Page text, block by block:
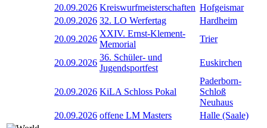
20.09.2026 Kreiswurfmeisterschaften Hofgeismar
20.09.2026 32. LO Werfertag
Hardheim
20.09.2026
XXIV. Ernst-Klement-
Memorial
Trier
20.09.2026
36. Schüler- und
Jugendsportfest
Euskirchen
20.09.2026 KiLA Schloss Pokal
Paderborn-
Schloß
Neuhaus
20.09.2026 offene LM Masters Halle (Saale)